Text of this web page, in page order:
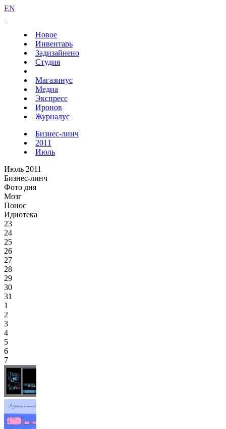
EN
Новое
Инвентарь
Задизайнено
Студия
Магазинус
Медиа
Экспресс
Иронов
Журналус
Бизнес-линч
2011
Июль
Июль 2011
Бизнес-линч
Фото дня
Мозг
Понос
Идиотека
23
24
25
26
27
28
29
30
31
1
2
3
4
5
6
7